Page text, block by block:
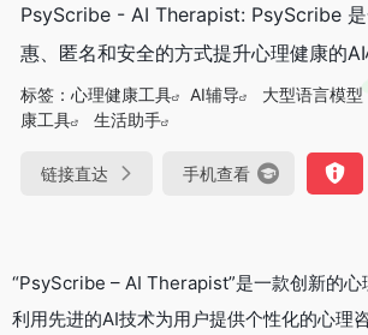
PsyScribe - AI Therapist: PsyScribe
惠、匿名和安全的方式提升心理健康的AI
标签： 心理健康工具 AI辅导 大型语言模型
康工具
生活助手
链接直达 手机查看
“PsyScribe – AI Therapist”是一款创新的心
利用先进的AI技术为用户提供个性化的心理